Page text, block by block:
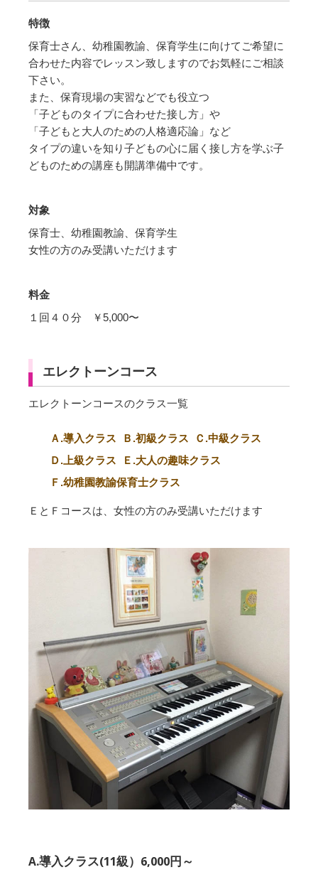
特徴
保育士さん、幼稚園教諭、保育学生に向けてご希望に
合わせた内容でレッスン致しますのでお気軽にご相談
下さい。
また、保育現場の実習などでも役立つ
「子どものタイプに合わせた接し方」や
「子どもと大人のための人格適応論」など
タイプの違いを知り子どもの心に届く接し方を学ぶ子
どものための講座も開講準備中です。
対象
保育士、幼稚園教諭、保育学生
女性の方のみ受講いただけます
料金
１回４０分 ￥5,000〜
エレクトーンコース
エレクトーンコースのクラス一覧
Ａ .導入クラス Ｂ .初級クラス Ｃ .中級クラス
Ｄ. 上級クラス Ｅ .大人の趣味クラス
Ｆ .幼稚園教諭保育士クラス
ＥとＦコースは、女性の方のみ受講いただけます
A.導入クラス(11級）6,000円～